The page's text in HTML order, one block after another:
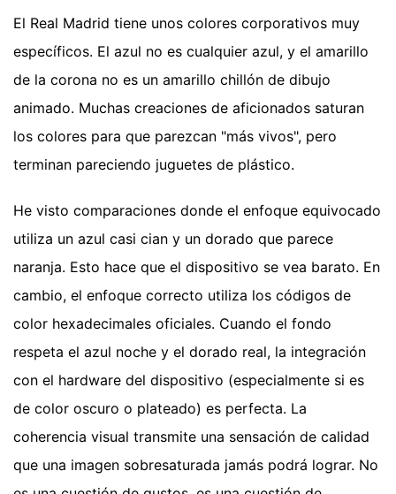
El Real Madrid tiene unos colores corporativos muy
específicos. El azul no es cualquier azul, y el amarillo
de la corona no es un amarillo chillón de dibujo
animado. Muchas creaciones de aficionados saturan
los colores para que parezcan "más vivos", pero
terminan pareciendo juguetes de plástico.
He visto comparaciones donde el enfoque equivocado
utiliza un azul casi cian y un dorado que parece
naranja. Esto hace que el dispositivo se vea barato. En
cambio, el enfoque correcto utiliza los códigos de
color hexadecimales oficiales. Cuando el fondo
respeta el azul noche y el dorado real, la integración
con el hardware del dispositivo (especialmente si es
de color oscuro o plateado) es perfecta. La
coherencia visual transmite una sensación de calidad
que una imagen sobresaturada jamás podrá lograr. No